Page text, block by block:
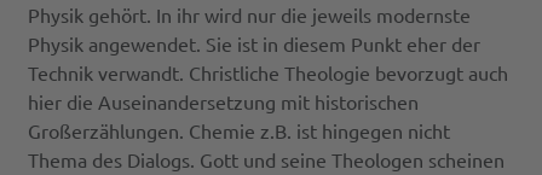
Physik gehört. In ihr wird nur die jeweils modernste
Physik angewendet. Sie ist in diesem Punkt eher der
Technik verwandt. Christliche Theologie bevorzugt auch
hier die Auseinandersetzung mit historischen
Großerzählungen. Chemie z.B. ist hingegen nicht
Thema des Dialogs. Gott und seine Theologen scheinen